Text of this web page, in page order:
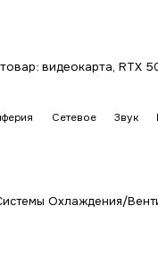
Сетевое Звук
Охлаждения/